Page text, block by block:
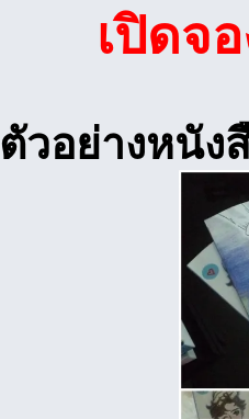
เปิดจ
ตัวอย่างหนัง